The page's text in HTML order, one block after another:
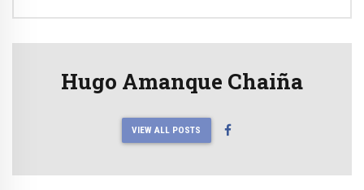
Hugo Amanque Chaiña
VIEW ALL POSTS